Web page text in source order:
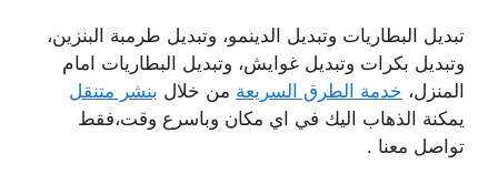
تبديل البطاريات وتبديل الدينمو، وتبديل طرمبة البنزين،
وتبديل بكرات وتبديل غوايش، وتبديل البطاريات امام
المنزل، خدمة الطرق السريعة من خلال بنشر متنقل
يمكنة الذهاب اليك في اي مكان وباسرع وقت،فقط
تواصل معنا .